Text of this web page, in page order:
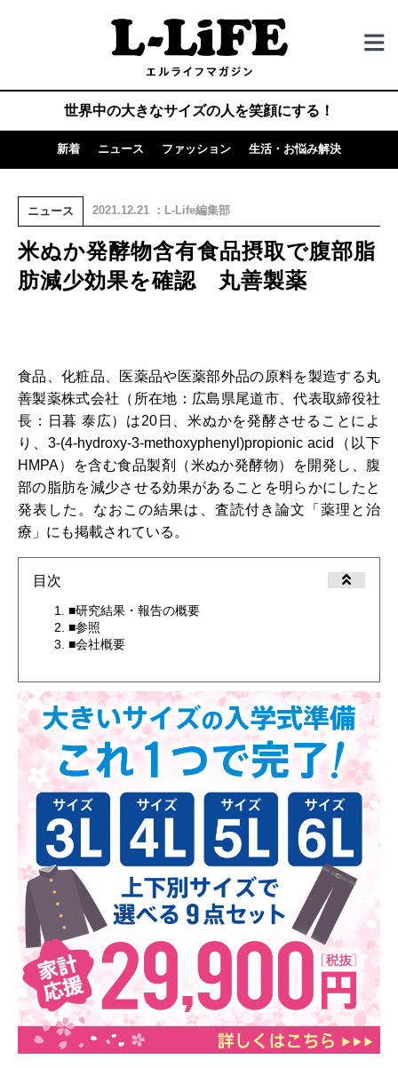
世界中の大きなサイズの人を笑顔にする！
新着 ニュース ファッション 生活・お悩み解決
ニュース 2021.12.21 ：L-Life編集部
米ぬか発酵物含有食品摂取で腹部脂
肪減少効果を確認 丸善製薬
食品、化粧品、医薬品や医薬部外品の原料を製造する丸
善製薬株式会社（所在地：広島県尾道市、代表取締役社
長：日暮 泰広）は20日、米ぬかを発酵させることによ
り、3-(4-hydroxy-3-methoxyphenyl)propionic acid（以下
HMPA）を含む食品製剤（米ぬか発酵物）を開発し、腹
部の脂肪を減少させる効果があることを明らかにしたと
発表した。なおこの結果は、査読付き論文「薬理と治
療」にも掲載されている。
目次
■研究結果・報告の概要
■参照
■会社概要